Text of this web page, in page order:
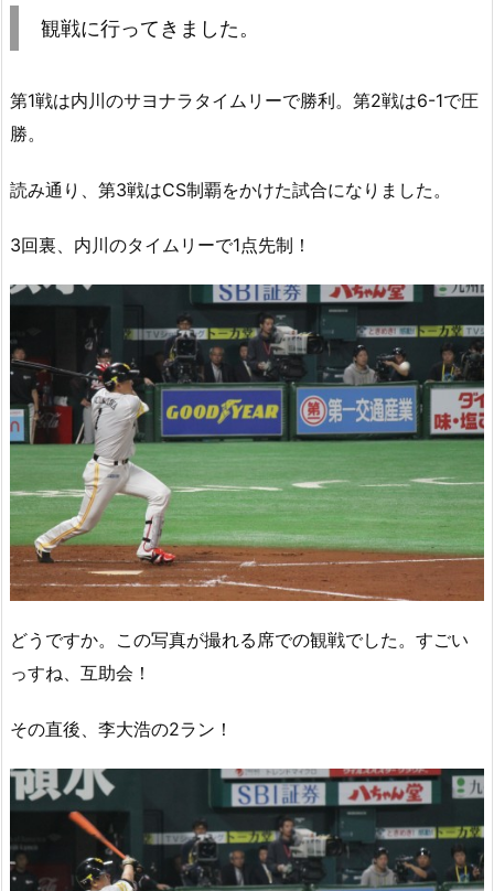
観戦に行ってきました。
第1戦は内川のサヨナラタイムリーで勝利。第2戦は6-1で圧
勝。
読み通り、第3戦はCS制覇をかけた試合になりました。
3回裏、内川のタイムリーで1点先制！
どうですか。この写真が撮れる席での観戦でした。すごい
っすね、互助会！
その直後、李大浩の2ラン！